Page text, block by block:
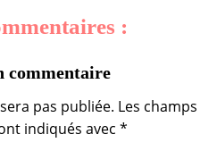
:
commentaire
pas publiée. Les champs
indiqués avec *